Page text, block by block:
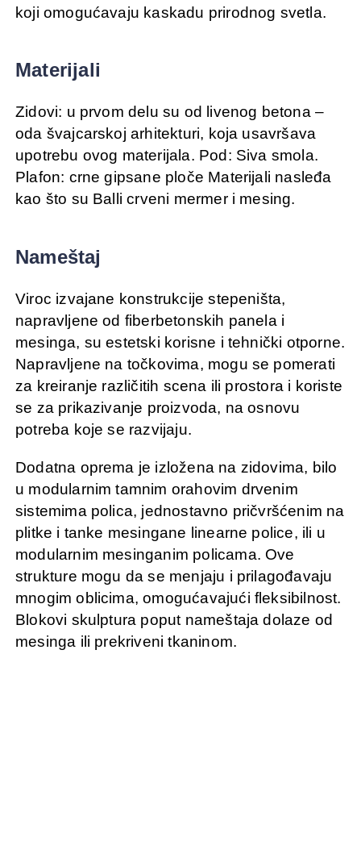
koji omogućavaju kaskadu prirodnog svetla.
Materijali
Zidovi: u prvom delu su od livenog betona –
oda švajcarskoj arhitekturi, koja usavršava
upotrebu ovog materijala. Pod: Siva smola.
Plafon: crne gipsane ploče Materijali nasleđa
kao što su Balli crveni mermer i mesing.
Nameštaj
Viroc izvajane konstrukcije stepeništa,
napravljene od fiberbetonskih panela i
mesinga, su estetski korisne i tehnički otporne.
Napravljene na točkovima, mogu se pomerati
za kreiranje različitih scena ili prostora i koriste
se za prikazivanje proizvoda, na osnovu
potreba koje se razvijaju.
Dodatna oprema je izložena na zidovima, bilo
u modularnim tamnim orahovim drvenim
sistemima polica, jednostavno pričvršćenim na
plitke i tanke mesingane linearne police, ili u
modularnim mesinganim policama. Ove
strukture mogu da se menjaju i prilagođavaju
mnogim oblicima, omogućavajući fleksibilnost.
Blokovi skulptura poput nameštaja dolaze od
mesinga ili prekriveni tkaninom.